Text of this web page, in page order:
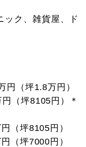
ック、雑貨屋、ド
（坪1.8万円）
（坪8105円）＊
（坪8105円）
（坪7000円）